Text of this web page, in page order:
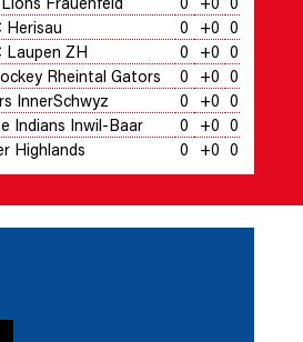
Lions Frauenfeld 0 +0
0
Herisau
0 +0
0
Laupen ZH
0 +0
0
Rheintal Gators
0 +0
0
InnerSchwyz
0 +0
0
Indians Inwil-Baar
0 +0
0
Highlands
0 +0 0